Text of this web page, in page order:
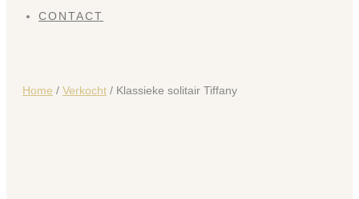
CONTACT
Home / Verkocht / Klassieke solitair Tiffany